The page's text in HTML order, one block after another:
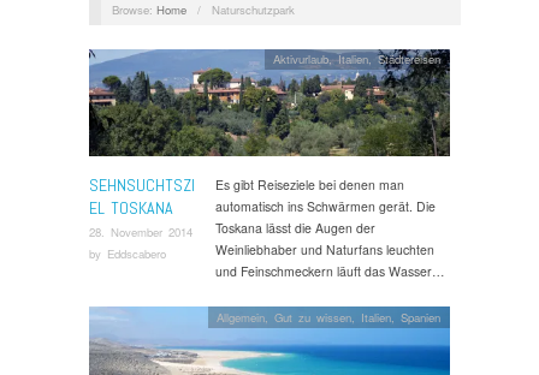
Browse: Home / Naturschutzpark
SEHNSUCHTSZI
EL TOSKANA
28. November 2014
by Eddscabero
Aktivurlaub,Italien,Städtereisen
Es gibt Reiseziele bei denen man
automatisch ins Schwärmen gerät. Die
Toskana lässt die Augen der
Weinliebhaber und Naturfans leuchten
und Feinschmeckern läuft das Wasser…
Allgemein,Gut zu wissen, Italien,Spanien